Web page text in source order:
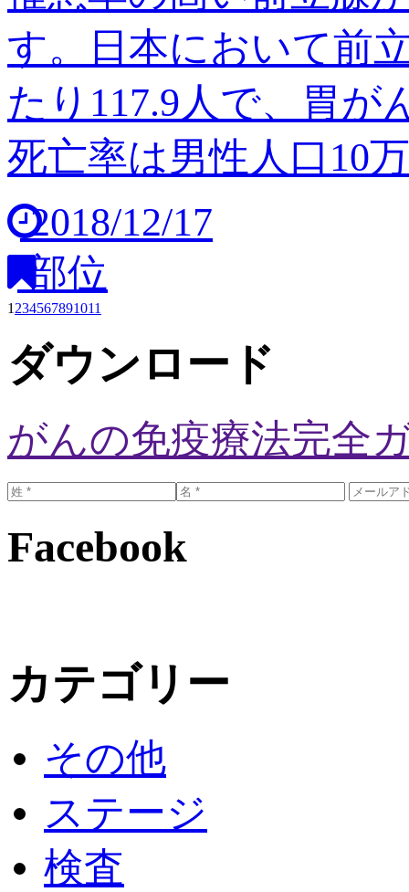
す。日本において前
たり117.9人で、胃が
死亡率は男性人口10
2018/12/17
部位
1 234567891011
ダウンロード
がんの免疫療法完全
Facebook
カテゴリー
その他
ステージ
検査